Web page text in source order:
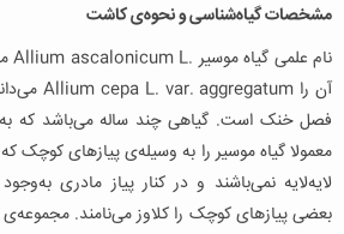
مشخصات گیاه‌شناسی و نحوه‌ی کاشت
نام علمی گیاه موسیر Allium ascalonicum L.
آن را Allium cepa L. var. aggregatum
فصل خنک است. گیاهی چند ساله می‌باشد که
معمولا گیاه موسیر را به وسیله‌ی پیازهای
لایه‌لایه نمی‌باشند و در کنار پیاز مادری
بعضی پیازهای کوچک را کلاوز می‌نامند.